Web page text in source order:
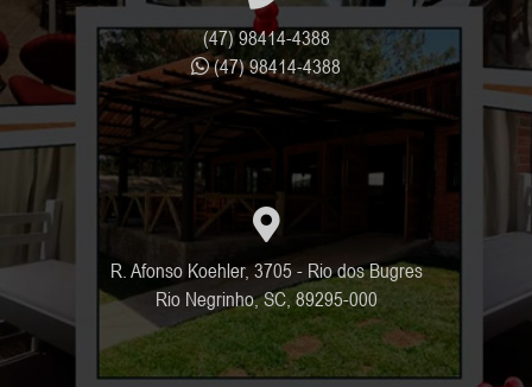
(47) 98414-4388
(47) 98414-4388
R. Afonso Koehler, 3705 - Rio dos Bugres
Rio Negrinho, SC, 89295-000